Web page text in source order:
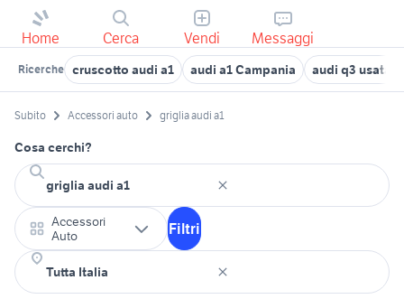
Home Cerca Vendi Messaggi
Ricerche cruscotto audi a1 audi a1 Campania audi q3 usata
Subito Accessori auto griglia audi a1
Cosa cerchi?
Accessori
Auto
Filtri